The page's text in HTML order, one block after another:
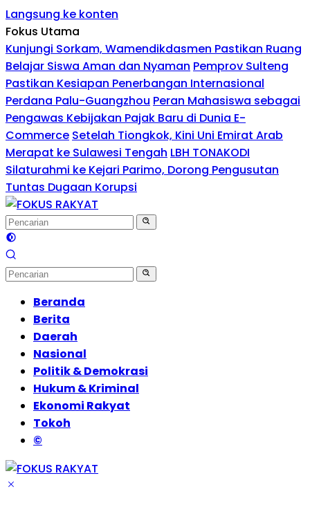
Langsung ke konten
Fokus Utama
Kunjungi Sorkam, Wamendikdasmen Pastikan Ruang
Belajar Siswa Aman dan Nyaman Pemprov Sulteng
Pastikan Kesiapan Penerbangan Internasional
Perdana Palu-Guangzhou Peran Mahasiswa sebagai
Pengawas Kebijakan Pajak Baru di Dunia E-
Commerce Setelah Tiongkok, Kini Uni Emirat Arab
Merapat ke Sulawesi Tengah LBH TONAKODI
Silaturahmi ke Kejari Parimo, Dorong Pengusutan
Tuntas Dugaan Korupsi
Beranda
Berita
Daerah
Nasional
Politik & Demokrasi
Hukum & Kriminal
Ekonomi Rakyat
Tokoh
©